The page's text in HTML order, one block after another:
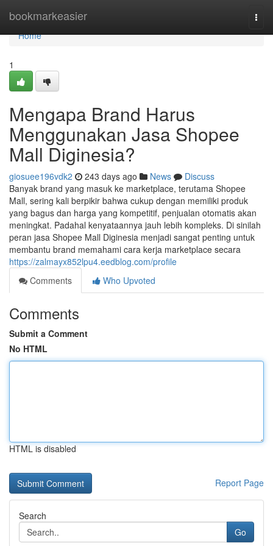
bookmarkeasier
Home
Home
1
Mengapa Brand Harus
Menggunakan Jasa Shopee
Mall Diginesia?
giosuee196vdk2 243 days ago News
Discuss
Banyak brand yang masuk ke marketplace, terutama Shopee
Mall, sering kali berpikir bahwa cukup dengan memiliki produk
yang bagus dan harga yang kompetitif, penjualan otomatis akan
meningkat. Padahal kenyataannya jauh lebih kompleks. Di sinilah
peran jasa Shopee Mall Diginesia menjadi sangat penting untuk
membantu brand memahami cara kerja marketplace secara
https://zalmayx852lpu4.eedblog.com/profile
Comments
Who Upvoted
Comments
Submit a Comment
No HTML
HTML is disabled
Report Page
Search
Go